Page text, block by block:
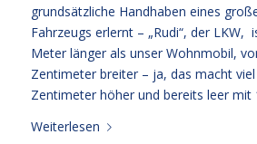
grundsätzliche Handhaben eines
Fahrzeugs erlernt – „Rudi“, der LKW,
Meter länger als unser Wohnmobil,
Zentimeter breiter – ja, das macht
Zentimeter höher und bereits leer
Weiterlesen